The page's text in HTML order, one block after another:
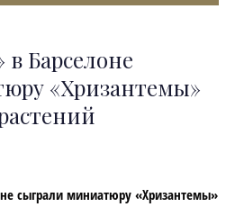
в Барселоне
«Хризантемы»